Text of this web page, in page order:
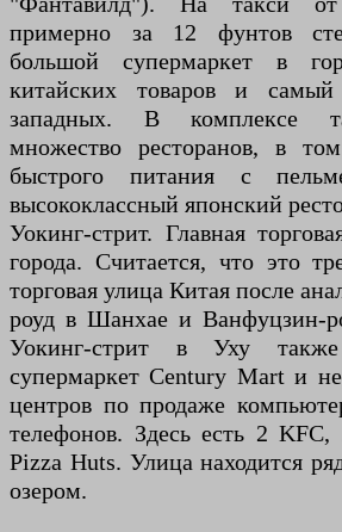
примерно за 12 фунтов
большой супермаркет в
китайских товаров и
западных. В комплексе
множество ресторанов, в
быстрого питания с
высококлассный японский
Уокинг-стрит. Главная
города. Считается, что это
торговая улица Китая после
роуд в Шанхае и Ванфуцзин-
Уокинг-стрит в Уху
супермаркет Century Mart и
центров по продаже
телефонов. Здесь есть 2
Pizza Huts. Улица находится
озером.